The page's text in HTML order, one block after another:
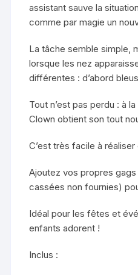
assistant sauve la
comme par magie un
La tâche semble simple,
lorsque les nez
différentes : d’abord
Tout n’est pas perdu : à
Clown obtient son tout
C’est très facile à
Ajoutez vos propres
cassées non fournies)
Idéal pour les fêtes et
enfants adorent !
Inclus :